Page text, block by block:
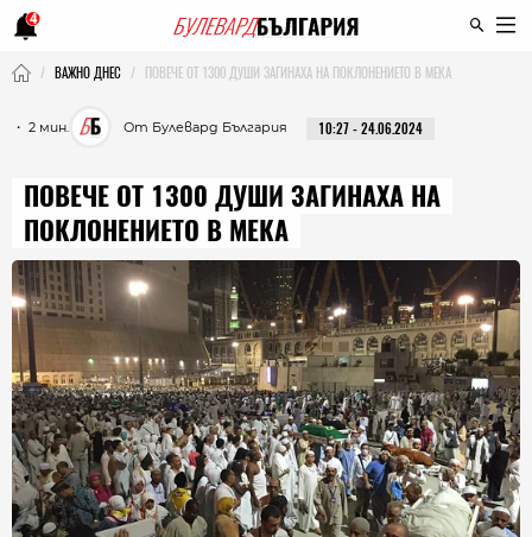
4
ВАЖНО ДНЕС ПОВЕЧЕ ОТ 1300 ДУШИ ЗАГИНАХА НА ПОКЛОНЕНИЕТО В МЕКА
・ 2 мин. От Булевард България 10:27 - 24.06.2024
ПОВЕЧЕ ОТ 1300 ДУШИ ЗАГИНАХА НА
ПОКЛОНЕНИЕТО В МЕКА